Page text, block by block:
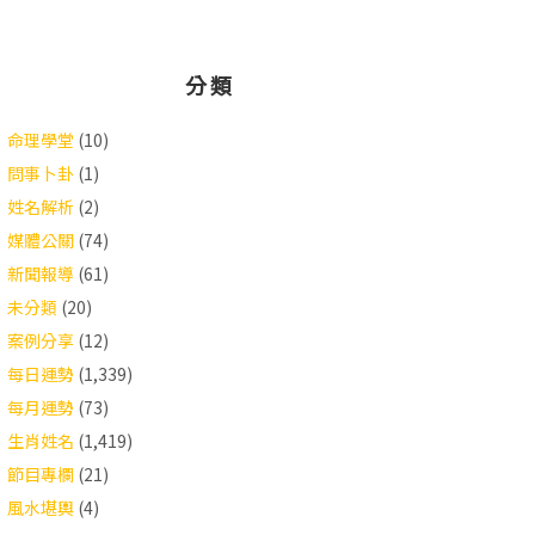
分類
命理學堂 (10)
問事卜卦 (1)
姓名解析 (2)
媒體公關 (74)
新聞報導 (61)
未分類 (20)
案例分享 (12)
每日運勢 (1,339)
每月運勢 (73)
生肖姓名 (1,419)
節目專欄 (21)
風水堪輿 (4)